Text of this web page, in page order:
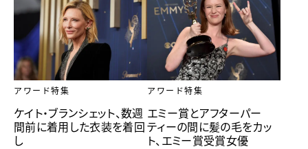
アワード特集
ケイト・ブランシェット、数週
間前に着用した衣装を着回
し
アワード特集
エミー賞とアフターパー
ティーの間に髪の毛をカッ
ト、エミー賞受賞女優